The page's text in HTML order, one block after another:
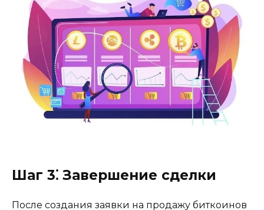
Шаг 3⁚ Завершение сделки
Поcле создания заявки на продажу биткоинов